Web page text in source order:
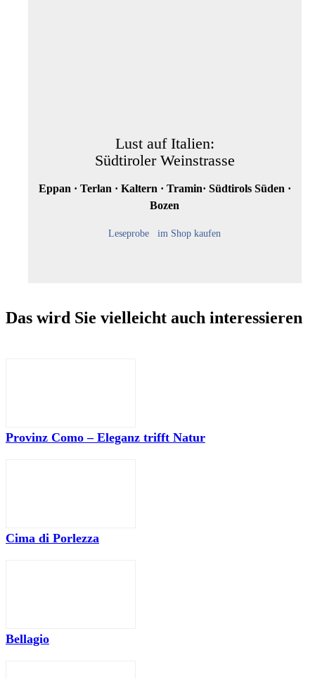
Lust auf Italien:
Südtiroler Weinstrasse
Eppan · Terlan · Kaltern · Tramin· Südtirols Süden ·
Bozen
Leseprobe im Shop kaufen
Das wird Sie vielleicht auch interessieren
Provinz Como – Eleganz trifft Natur
Cima di Porlezza
Bellagio